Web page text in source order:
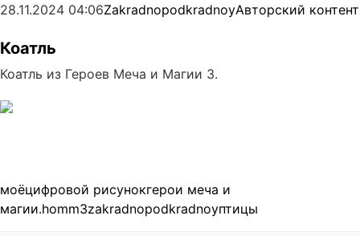
28.11.2024 04:06ZakradnopodkradnoyАвторский контент
Коатль
Коатль из Героев Меча и Магии 3.
моёцифровой рисунокгерои меча и
магии.homm3zakradnopodkradnoyптицы